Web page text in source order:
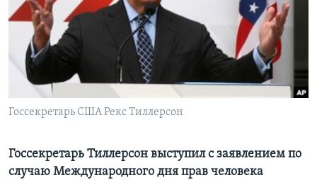
Learning English
СОЦИАЛЬНЫЕ СЕТИ
Госсекретарь США Рекс Тиллерсон
Госсекретарь Тиллерсон выступил с заявлением по
случаю Международного дня прав человека